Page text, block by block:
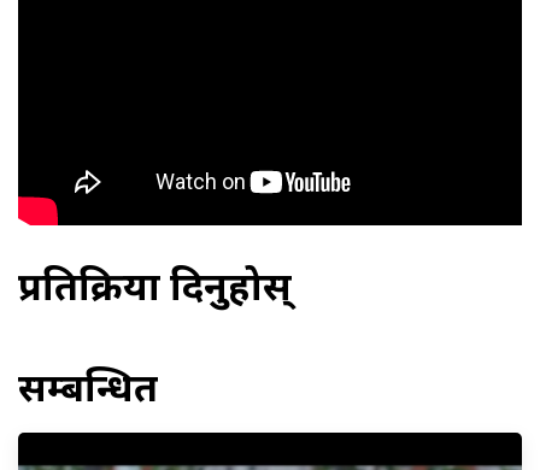
प्रतिक्रिया दिनुहोस्
सम्बन्धित